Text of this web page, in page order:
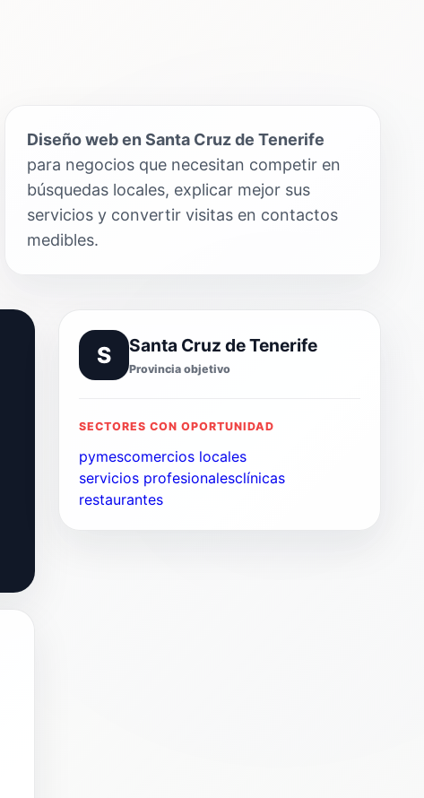
Diseño web en Santa Cruz de Tenerife
para negocios que necesitan competir en
búsquedas locales, explicar mejor sus
servicios y convertir visitas en contactos
medibles.
S Santa Cruz de Tenerife
Provincia objetivo
SECTORES CON OPORTUNIDAD
pymescomercios locales
servicios profesionalesclínicas
restaurantes